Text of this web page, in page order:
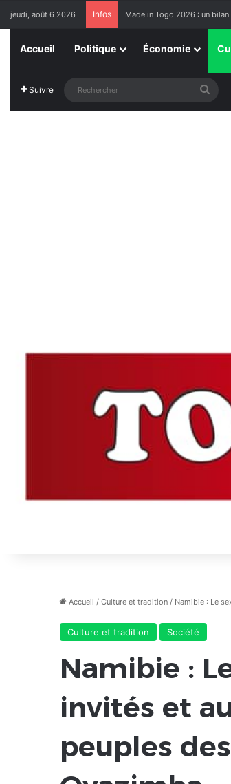
jeudi, août 6 2026 Infos Made in Togo 2026 : un
Accueil Politique Économie
Suivre
Accueil / Culture et tradition / Namibie : Le
Culture et tradition Société
Namibie :
invités et
peuples